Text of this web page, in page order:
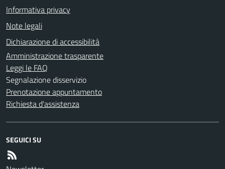
Informativa privacy
Note legali
Dichiarazione di accessibilità
Amministrazione trasparente
Leggi le FAQ
Segnalazione disservizio
Prenotazione appuntamento
Richiesta d'assistenza
SEGUICI SU